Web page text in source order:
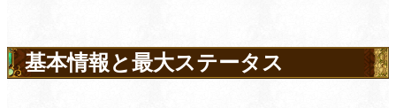
基本情報と最大ステータス